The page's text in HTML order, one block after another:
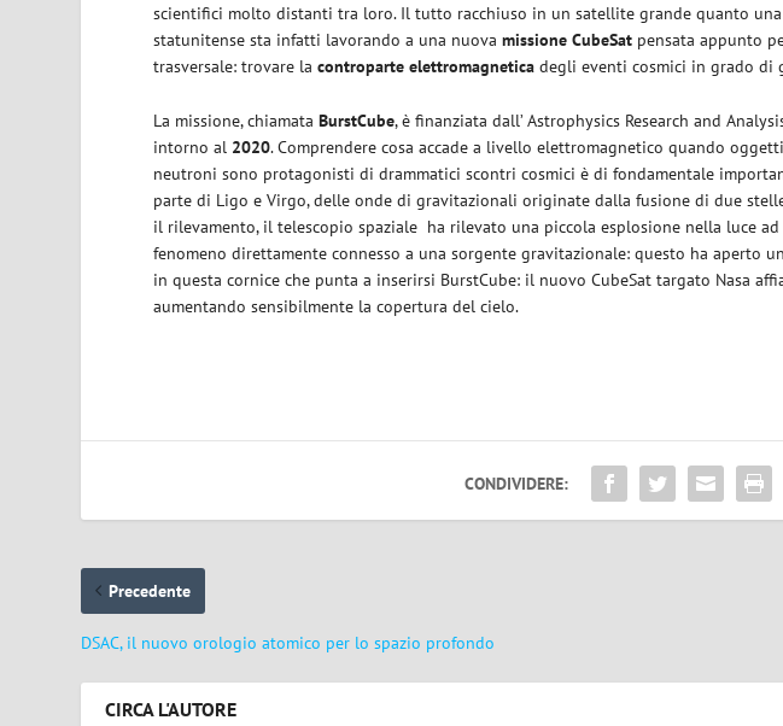
scientifici molto distanti tra loro. Il tutto racchiuso in un satellite grande quanto una
statunitense sta infatti lavorando a una nuovamissione CubeSat pensata appunto
trasversale: trovare lacontroparte elettromagnetica degli eventi cosmici in grado di
La missione, chiamataBurstCube, è finanziata dall’ Astrophysics Research and
intorno al 2020. Comprendere cosa accade a livello elettromagnetico quando
neutroni sono protagonisti di drammatici scontri cosmici è di fondamentale
parte di Ligo e Virgo, delle onde di gravitazionali originate dalla fusione di due
il rilevamento, il telescopio spaziale ha rilevato una piccola esplosione nella luce
fenomeno direttamente connesso a una sorgente gravitazionale: questo ha aperto
in questa cornice che punta a inserirsi BurstCube: il nuovo CubeSat targato Nasa
aumentando sensibilmente la copertura del cielo.
CONDIVIDERE:
Precedente
DSAC, il nuovo orologio atomico per lo spazio profondo
CIRCA L'AUTORE